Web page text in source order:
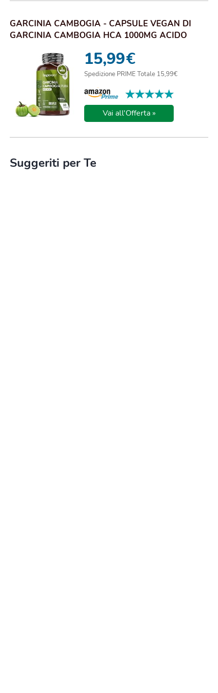
GARCINIA CAMBOGIA - CAPSULE VEGAN DI
GARCINIA CAMBOGIA HCA 1000MG ACIDO
15,99€
Spedizione PRIME Totale 15,99€
★★★★★
★★★★★
Vai all'Offerta »
Suggeriti per Te